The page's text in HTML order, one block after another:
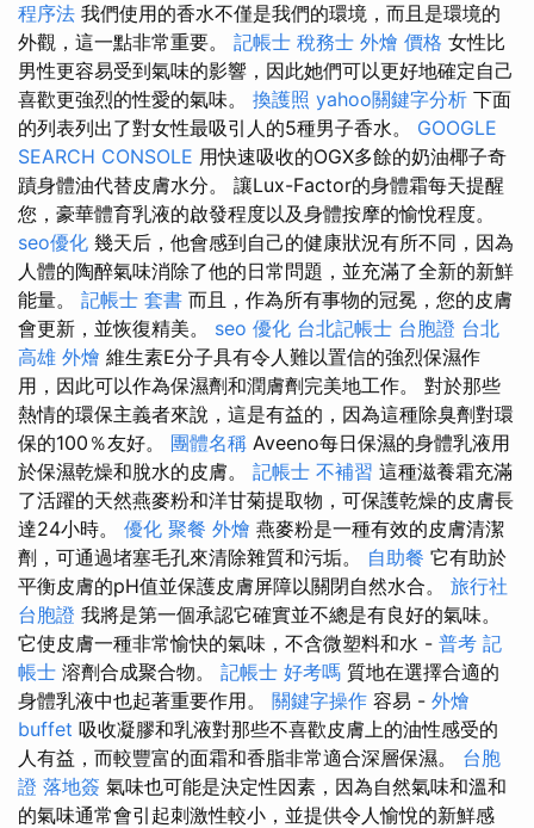
程序法 我們使用的香水不僅是我們的環境，而且是環境的
外觀，這一點非常重要。 記帳士 稅務士 外燴 價格 女性比
男性更容易受到氣味的影響，因此她們可以更好地確定自己
喜歡更強烈的性愛的氣味。 換護照 yahoo關鍵字分析 下面
的列表列出了對女性最吸引人的5種男子香水。 GOOGLE
SEARCH CONSOLE 用快速吸收的OGX多餘的奶油椰子奇
蹟身體油代替皮膚水分。 讓Lux-Factor的身體霜每天提醒
您，豪華體育乳液的啟發程度以及身體按摩的愉悅程度。
seo優化 幾天后，他會感到自己的健康狀況有所不同，因為
人體的陶醉氣味消除了他的日常問題，並充滿了全新的新鮮
能量。 記帳士 套書 而且，作為所有事物的冠冕，您的皮膚
會更新，並恢復精美。 seo 優化 台北記帳士 台胞證 台北
高雄 外燴 維生素E分子具有令人難以置信的強烈保濕作
用，因此可以作為保濕劑和潤膚劑完美地工作。 對於那些
熱情的環保主義者來說，這是有益的，因為這種除臭劑對環
保的100％友好。 團體名稱 Aveeno每日保濕的身體乳液用
於保濕乾燥和脫水的皮膚。 記帳士 不補習 這種滋養霜充滿
了活躍的天然燕麥粉和洋甘菊提取物，可保護乾燥的皮膚長
達24小時。 優化 聚餐 外燴 燕麥粉是一種有效的皮膚清潔
劑，可通過堵塞毛孔來清除雜質和污垢。 自助餐 它有助於
平衡皮膚的pH值並保護皮膚屏障以關閉自然水合。 旅行社
台胞證 我將是第一個承認它確實並不總是有良好的氣味。
它使皮膚一種非常愉快的氣味，不含微塑料和水 - 普考 記
帳士 溶劑合成聚合物。 記帳士 好考嗎 質地在選擇合適的
身體乳液中也起著重要作用。 關鍵字操作 容易 - 外燴
buffet 吸收凝膠和乳液對那些不喜歡皮膚上的油性感受的
人有益，而較豐富的面霜和香脂非常適合深層保濕。 台胞
證 落地簽 氣味也可能是決定性因素，因為自然氣味和溫和
的氣味通常會引起刺激性較小，並提供令人愉悅的新鮮感